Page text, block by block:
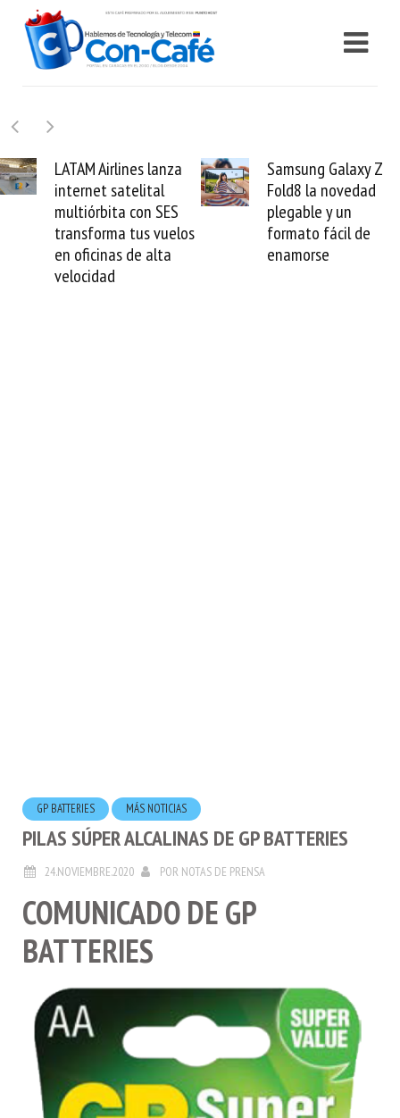
Samsung Galaxy Z
Fold8 la novedad
plegable y un
formato fácil de
enamorse
Cashea levanta
millones de dólares
valida el crédito del
venezolano ante el
mundo
PILAS SÚPER ALCALINAS DE GP BATTERIES
24.NOVIEMBRE.2020 POR NOTAS DE PRENSA
COMUNICADO DE GP
BATTERIES